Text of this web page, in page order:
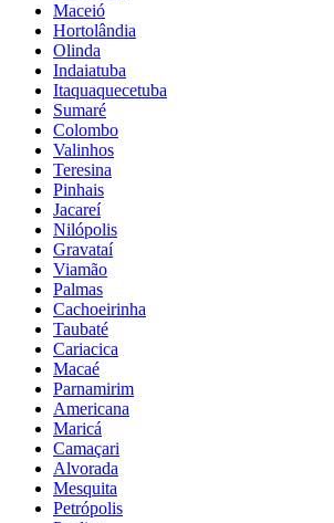
Maceió
Hortolândia
Olinda
Indaiatuba
Itaquaquecetuba
Sumaré
Colombo
Valinhos
Teresina
Pinhais
Jacareí
Nilópolis
Gravataí
Viamão
Palmas
Cachoeirinha
Taubaté
Cariacica
Macaé
Parnamirim
Americana
Maricá
Camaçari
Alvorada
Mesquita
Petrópolis